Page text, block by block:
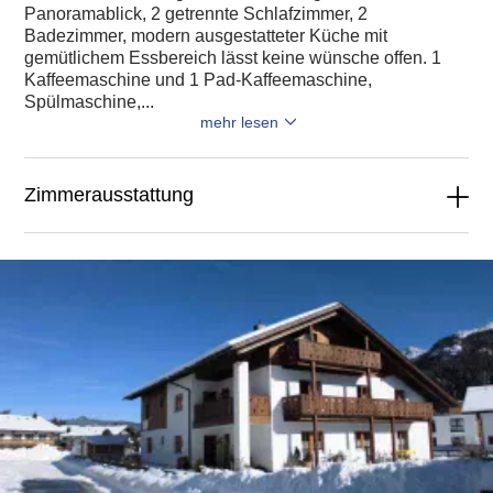
Panoramablick, 2 getrennte Schlafzimmer, 2
Badezimmer, modern ausgestatteter Küche mit
gemütlichem Essbereich lässt keine wünsche offen. 1
Kaffeemaschine und 1 Pad-Kaffeemaschine,
Spülmaschine,...
mehr lesen
Zimmerausstattung